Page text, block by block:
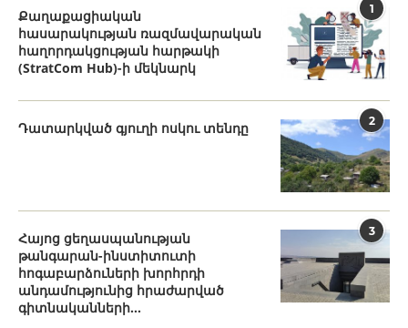
1
Քաղաքացիական
հասարակության ռազմավարական
հաղորդակցության հարթակի
(StratCom Hub)-ի մեկնարկ
2
Դատարկված գյուղի ոսկու տենդը
3
Հայոց ցեղասպանության
թանգարան-ինստիտուտի
հոգաբարձուների խորհրդի
անդամությունից հրաժարված
գիտնականների...